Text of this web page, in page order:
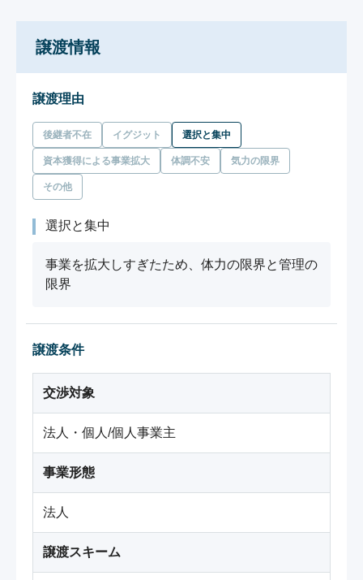
譲渡情報
譲渡理由
後継者不在 イグジット 選択と集中
資本獲得による事業拡大 体調不安 気力の限界
その他
選択と集中
事業を拡大しすぎたため、体力の限界と管理の
限界
譲渡条件
交渉対象
法人・個人/個人事業主
事業形態
法人
譲渡スキーム